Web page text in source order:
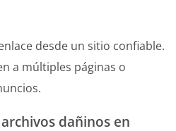
desde un sitio confiable.
a múltiples páginas o
dañinos en